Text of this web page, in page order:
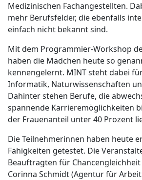
Medizinischen Fachangestellten.
mehr Berufsfelder, die ebenfalls
einfach nicht bekannt sind.
Mit dem Programmier-Workshop
haben die Mädchen heute so
kennengelernt. MINT steht dabei
Informatik, Naturwissenschaften
Dahinter stehen Berufe, die
spannende Karrieremöglichkeiten
der Frauenanteil unter 40 Prozent
Die Teilnehmerinnen haben heute
Fähigkeiten getestet. Die
Beauftragten für
Corinna Schmidt (Agentur für